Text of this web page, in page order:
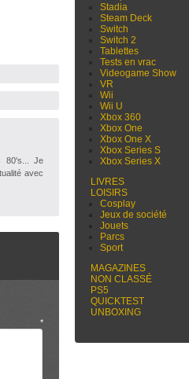
80's... Je
avec
*
Stadia
Steam Deck
Switch
Switch 2
Tablettes
Tests en vrac
Videogame Show
VR
Wii
Wii U
Xbox 360
Xbox One
Xbox One X
Xbox Series S
Xbox Series X
LIVRES
LOISIRS
Cosplay
Jeux de société
Jouets
Parcs
Sport
MAGAZINES
NON CLASSÉ
PS5
QUICKTEST
UNBOXING